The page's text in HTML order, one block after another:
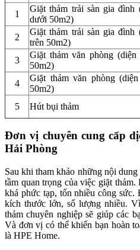
1
Giặt thảm trải sàn gia đình
dưới 50m2)
2
Giặt thảm trải sàn gia đình
trên 50m2)
3
Giặt thảm văn phòng
50m2)
4
Giặt thảm văn phòng
50m2)
5
Hút bụi thảm
Đơn vị chuyên cung cấp
Hải Phòng
Sau khi tham khảo những nội
tầm quan trọng của việc giặt
khá phức tạp, tốn nhiều công
kích thước lớn, số lượng nhiều.
thảm chuyên nghiệp sẽ giúp các
Và đơn vị có thể khiến bạn hoàn
là HPE Home.